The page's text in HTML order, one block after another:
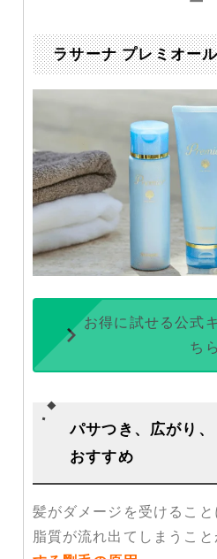
ラサーナ プレミオー
お得に試せる公式
ちら
パサつき、広がり
おすすめ
髪がダメージを受けるこ
脂質が流れ出てしまうこと